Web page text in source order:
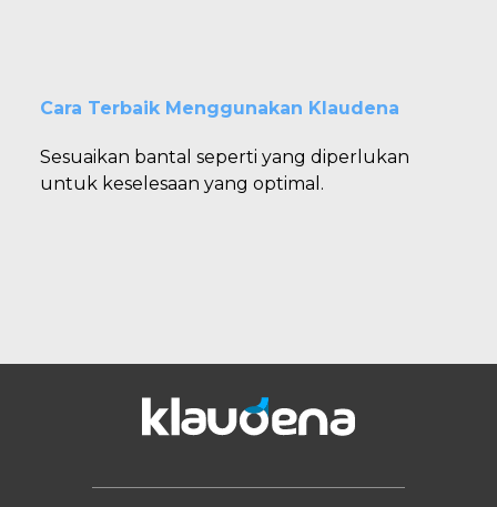
Cara Terbaik Menggunakan Klaudena
Sesuaikan bantal seperti yang diperlukan
untuk keselesaan yang optimal.